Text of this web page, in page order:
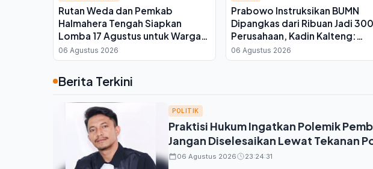
Rutan Weda dan Pemkab
Halmahera Tengah Siapkan
Lomba 17 Agustus untuk Warga
Binaan, Ini Kata Plh Kepala Rutan
06 Agustus 2026
Prabowo Instruksikan BUMN
Dipangkas dari Ribuan Jadi 300
Perusahaan, Kadin Kalteng:
Infrastruktur Kembali ke Swasta
06 Agustus 2026
Berita Terkini
POLITIK
Praktisi Hukum Ingatkan Polemik
Jangan Diselesaikan Lewat Tekanan
06 Agustus 2026 23:24:31